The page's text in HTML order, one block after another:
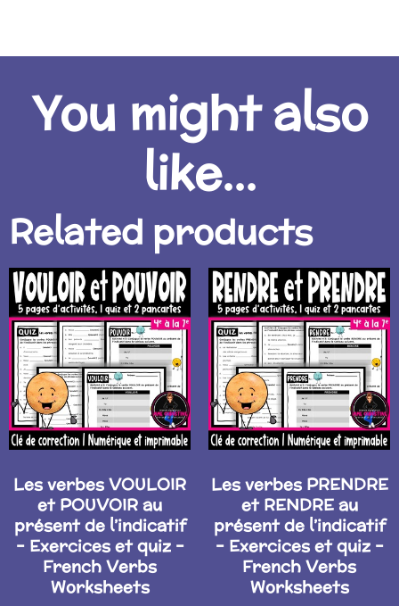
You might also
like...
Related products
Les verbes VOULOIR
et POUVOIR au
présent de l’indicatif
– Exercices et quiz –
French Verbs
Worksheets
Les verbes PRENDRE
et RENDRE au
présent de l’indicatif
– Exercices et quiz –
French Verbs
Worksheets